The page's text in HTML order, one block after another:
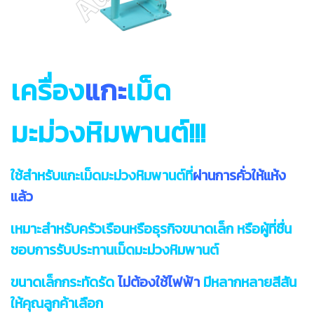
เครื่องแกะเม็ด
มะม่วงหิมพานต์!!!
ใช้สำหรับแกะเม็ดมะม่วงหิมพานต์ที่ผ่านการคั่วให้แห้ง
แล้ว
เหมาะสำหรับครัวเรือนหรือธุรกิจขนาดเล็ก หรือผู้ที่ชื่น
ชอบการรับประทานเม็ดมะม่วงหิมพานต์
ขนาดเล็กกระทัดรัดไม่ต้องใช้ไฟฟ้า มีหลากหลายสีสัน
ให้คุณลูกค้าเลือก